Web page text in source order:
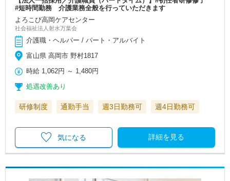
#短時間勤務 介護業務全般を行っていただきます
よろこび高岡ケアセンター
社会福祉法人射水万葉会
介護職・ヘルパー / パート・アルバイト
富山県 高岡市 野村1817
時給 1,062円 ～ 1,480円
処遇改善あり
研修制度 通勤手当 週3日勤務可 週4日勤務可
詳細を見る
気になる